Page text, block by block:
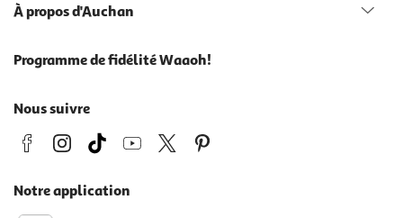
À propos d'Auchan
Programme de fidélité Waaoh!
Nous suivre
Notre application